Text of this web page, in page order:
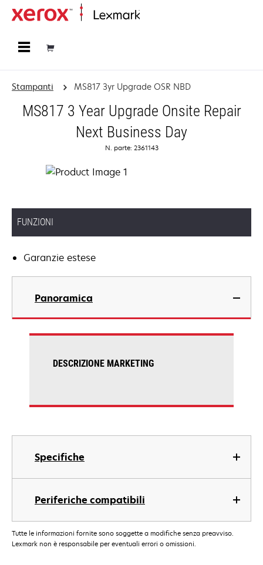
Stampanti MS817 3yr Upgrade OSR NBD
MS817 3 Year Upgrade Onsite Repair
Next Business Day
N. parte: 2361143
FUNZIONI
Garanzie estese
Panoramica
Specifiche
Periferiche compatibili
DESCRIZIONE MARKETING
Tutte le informazioni fornite sono soggette a modifiche senza preavviso.
Lexmark non è responsabile per eventuali errori o omissioni.